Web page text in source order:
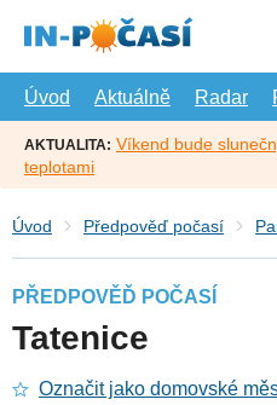
hlavní
Úvod
Aktuálně Radar
AKTUALITA: Víkend bude
teplotami
Úvod Předpověď počasí
PŘEDPOVĚĎ POČASÍ
Tatenice
Označit jako domovské